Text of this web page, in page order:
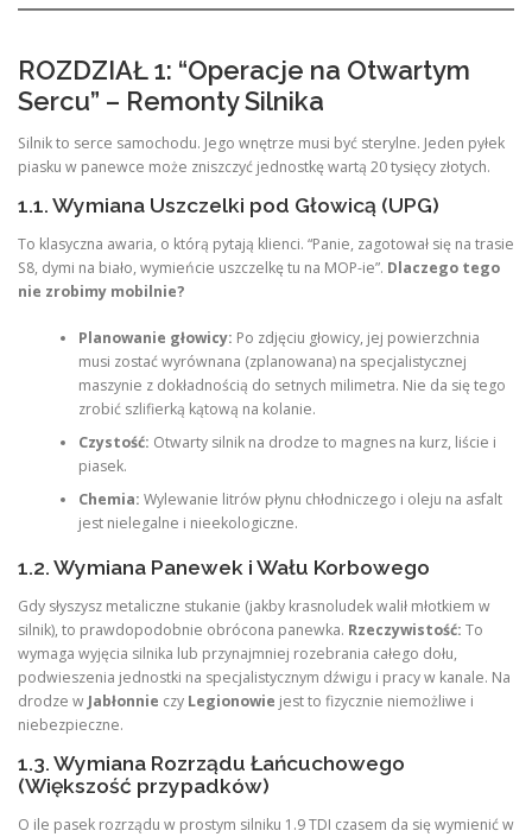
ROZDZIAŁ 1: “Operacje na Otwartym
Sercu” – Remonty Silnika
Silnik to serce samochodu. Jego wnętrze musi być sterylne. Jeden pyłek
piasku w panewce może zniszczyć jednostkę wartą 20 tysięcy złotych.
1.1. Wymiana Uszczelki pod Głowicą (UPG)
To klasyczna awaria, o którą pytają klienci. “Panie, zagotował się na trasie
S8, dymi na biało, wymieńcie uszczelkę tu na MOP-ie”. Dlaczego tego
nie zrobimy mobilnie?
Planowanie głowicy: Po zdjęciu głowicy, jej powierzchnia
musi zostać wyrównana (zplanowana) na specjalistycznej
maszynie z dokładnością do setnych milimetra. Nie da się tego
zrobić szlifierką kątową na kolanie.
Czystość: Otwarty silnik na drodze to magnes na kurz, liście i
piasek.
Chemia: Wylewanie litrów płynu chłodniczego i oleju na asfalt
jest nielegalne i nieekologiczne.
1.2. Wymiana Panewek i Wału Korbowego
Gdy słyszysz metaliczne stukanie (jakby krasnoludek walił młotkiem w
silnik), to prawdopodobnie obrócona panewka. Rzeczywistość: To
wymaga wyjęcia silnika lub przynajmniej rozebrania całego dołu,
podwieszenia jednostki na specjalistycznym dźwigu i pracy w kanale. Na
drodze w Jabłonnie czy Legionowie jest to fizycznie niemożliwe i
niebezpieczne.
1.3. Wymiana Rozrządu Łańcuchowego
(Większość przypadków)
O ile pasek rozrządu w prostym silniku 1.9 TDI czasem da się wymienić w